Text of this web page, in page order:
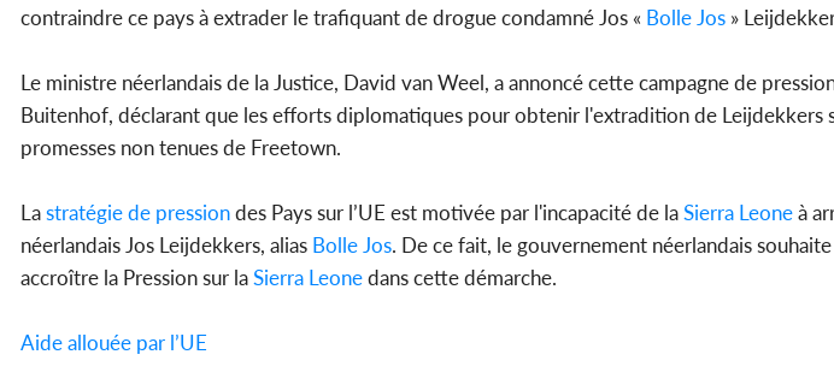
contraindre ce pays à extrader le trafiquant de drogue condamné Jos « Bolle Jos »
Le ministre néerlandais de la Justice, David van Weel, a annoncé cette campagne de
Buitenhof, déclarant que les efforts diplomatiques pour obtenir l'extradition de Leijdekkers
promesses non tenues de Freetown.
Lastratégie de pressiondes Pays sur l’UE est motivée par l'incapacité de laSierra Leoneà
néerlandais Jos Leijdekkers, alias Bolle Jos. De ce fait, le gouvernement néerlandais
accroître la Pression sur laSierra Leonedans cette démarche.
Aide allouée par l’UE